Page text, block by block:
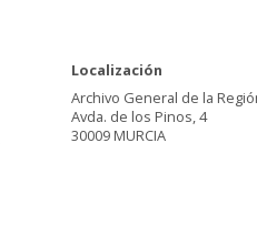
Localización
Archivo General de la
Avda. de los Pinos, 4
30009 MURCIA